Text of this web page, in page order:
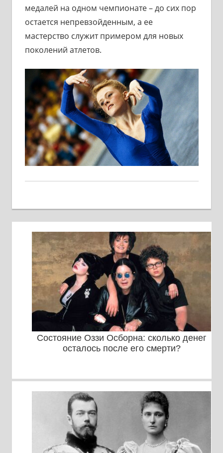
медалей на одном чемпионате – до сих пор
остается непревзойденным, а ее
мастерство служит примером для новых
поколений атлетов.
Состояние Оззи Осборна: сколько денег
осталось после его смерти?